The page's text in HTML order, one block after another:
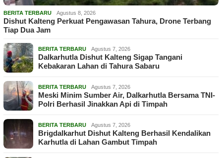
BERITA TERBARU Agustus 8, 2026
Dishut Kalteng Perkuat Pengawasan Tahura, Drone Terbang
Tiap Dua Jam
BERITA TERBARU Agustus 7, 2026
Dalkarhutla Dishut Kalteng Sigap Tangani
Kebakaran Lahan di Tahura Sabaru
BERITA TERBARU Agustus 7, 2026
Meski Minim Sumber Air, Dalkarhutla Bersama TNI-
Polri Berhasil Jinakkan Api di Timpah
BERITA TERBARU Agustus 7, 2026
Brigdalkarhut Dishut Kalteng Berhasil Kendalikan
Karhutla di Lahan Gambut Timpah